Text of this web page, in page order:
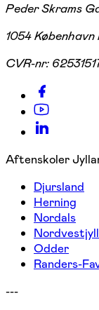
Peder Skrams
1054 København
CVR-nr:
Aftenskoler
Djursland
Herning
Nordals
Odder
Randers-
---